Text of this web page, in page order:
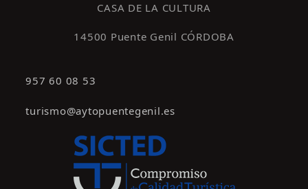
CASA DE LA CULTURA
14500 Puente Genil CÓRDOBA
957 60 08 53
turismo@aytopuentegenil.es